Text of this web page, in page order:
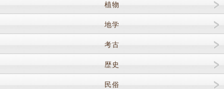
植物
地学
考古
歴史
民俗